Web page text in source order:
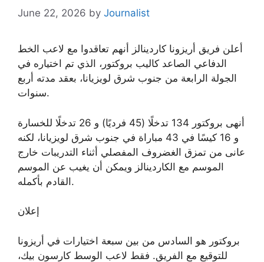
June 22, 2026 by Journalist
أعلن فريق أريزونا كاردينالز أنهم تعاقدوا مع لاعب الخط
الدفاعي الصاعد كاليب بروكتور، الذي تم اختياره في
الجولة الرابعة من جنوب شرق لويزيانا، بعقد مدته أربع
سنوات.
أنهى بروكتور 134 تدخلًا (45 فرديًا) و 26 تدخلًا للخسارة
و 16 كيسًا في 43 مباراة في جنوب شرق لويزيانا، لكنه
عانى من تمزق الغضروف المفصلي أثناء التدريبات خارج
الموسم مع الكاردينالز ويمكن أن يغيب عن الموسم
القادم بأكمله.
إعلان
بروكتور هو السادس من بين سبعة اختيارات في أريزونا
للتوقيع مع الفريق. فقط لاعب الوسط كارسون بيك،